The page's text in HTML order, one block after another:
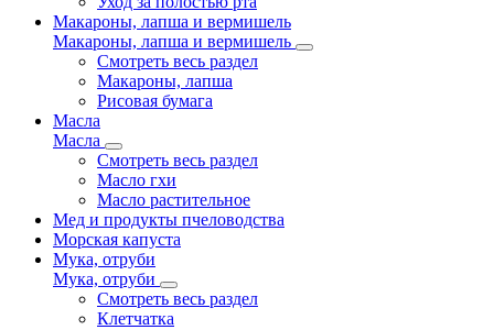
Макароны, лапша и вермишель
Макароны, лапша и вермишель
Смотреть весь раздел
Макароны, лапша
Рисовая бумага
Масла
Масла
Смотреть весь раздел
Масло гхи
Масло растительное
Мед и продукты пчеловодства
Морская капуста
Мука, отруби
Мука, отруби
Смотреть весь раздел
Клетчатка